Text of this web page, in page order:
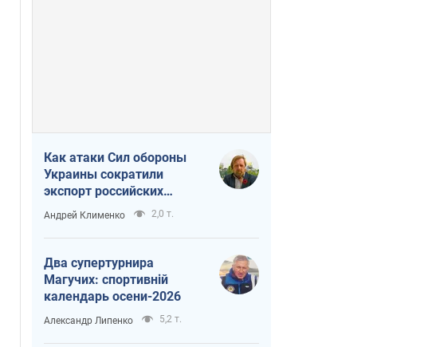
Как атаки Сил обороны
Украины сократили
экспорт российских
нефтепродуктов
Андрей Клименко 2,0 т.
Два супертурнира
Магучих: спортивній
календарь осени-2026
Александр Липенко 5,2 т.